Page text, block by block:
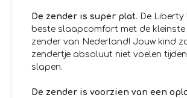
De zender is super plat. De
beste slaapcomfort met de
zender van Nederland! Jouw kind
zendertje absoluut niet voelen
slapen.
De zender is voorzien van een